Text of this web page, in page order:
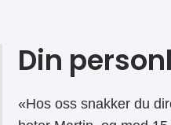
Din
«Hos oss snakker du